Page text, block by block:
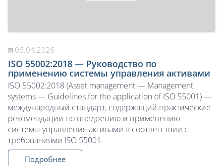
06.04.2026
ISO 55002:2018 — Руководство по
применению системы управления активами
ISO 55002:2018 (Asset management — Management
systems — Guidelines for the application of ISO 55001) —
международный стандарт, содержащий практические
рекомендации по внедрению и применению
системы управления активами в соответствии с
требованиями ISO 55001.
Подробнее